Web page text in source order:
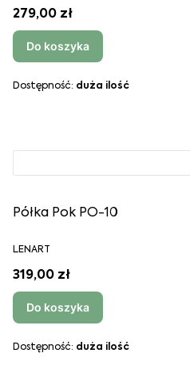
279,00 zł
Do koszyka
Dostępność: duża ilość
Półka Pok PO-10
LENART
319,00 zł
Do koszyka
Dostępność: duża ilość